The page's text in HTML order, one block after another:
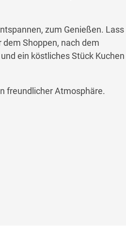
zum Genießen. Lass
Shoppen, nach dem
ein köstliches Stück Kuchen
freundlicher Atmosphäre.